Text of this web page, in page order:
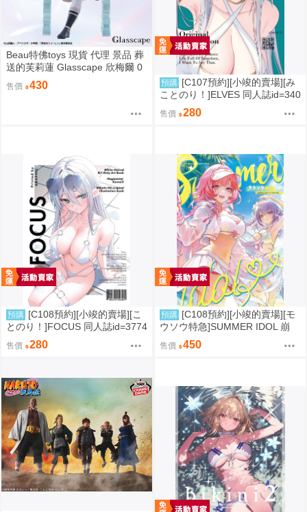
Beau特佛toys 現貨 代理 景品 葬
送的芙莉蓮 Glasscape 欣梅爾 0
售價 430 預購 [C107預約][小竣的賣場][み
ことのり！]ELVES 同人誌id=340
售價 280
預購 [C108預約][小竣的賣場][こ
とのり！]FOCUS 同人誌id=3774
售價 280
預購 [C108預約][小竣的賣場][モ
ウソウ特急]SUMMER IDOL 崩
壞：星穹鐵道 同人誌id=3758363
售價 450